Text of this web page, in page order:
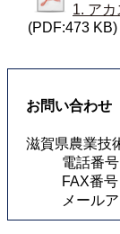
1. ア
(PDF:473 KB)
お問い合わせ
滋賀県農業技
電話番
FAX番
メール